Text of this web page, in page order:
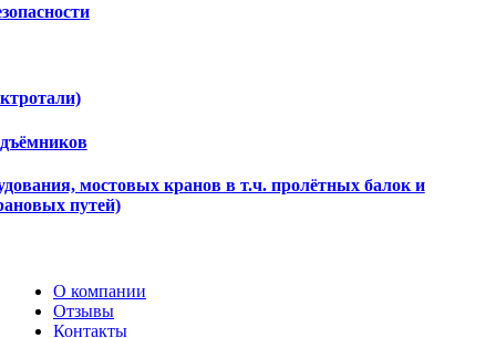
мостовых кранов в т.ч. пролётных балок и
путей)
О компании
Отзывы
Контакты